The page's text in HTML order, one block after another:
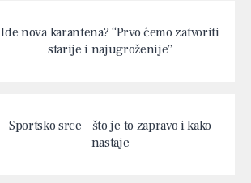
Ide nova karantena? “Prvo ćemo zatvoriti
starije i najugroženije”
Sportsko srce – što je to zapravo i kako
nastaje